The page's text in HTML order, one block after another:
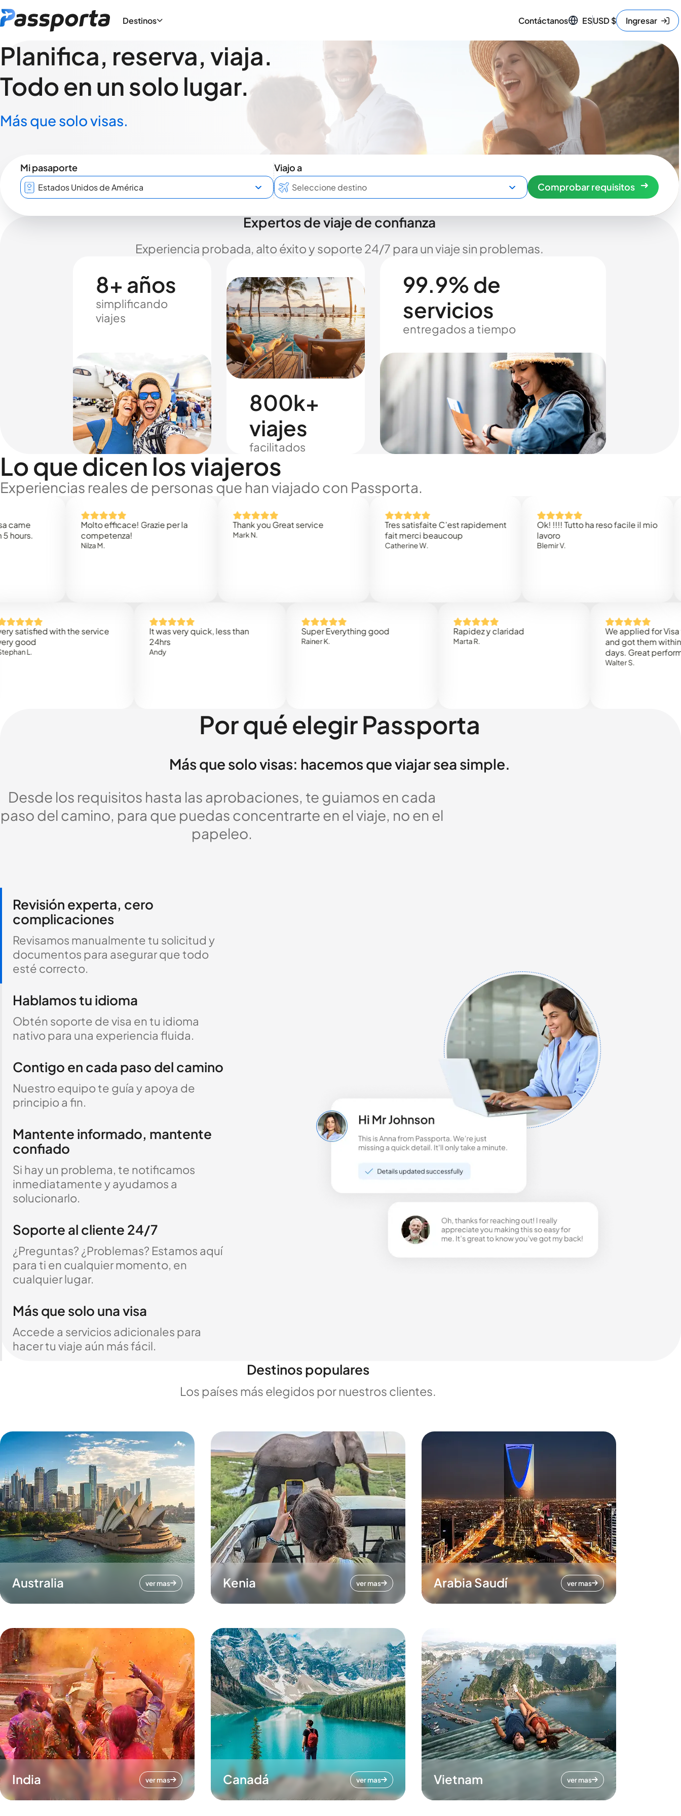
Destinos Contáctanos ESUSD$ Ingresar
Planifica, reserva, viaja.
Todo en un solo lugar.
Más que solo visas.
Mi pasaporte
Viajo a
Comprobar requisitos
Expertos de viaje de confianza
Experiencia probada, alto éxito y soporte 24/7 para un viaje sin problemas.
8+ años
simplificando
viajes
800k+
viajes
facilitados
99.9% de
servicios
entregados a tiempo
Lo que dicen los viajeros
Experiencias reales de personas que han viajado con Passporta.
Molto efficace! Grazie per la
competenza!
Thank you Great service
Tres satisfaite C’est rapidement
fait merci beaucoup
Catherine W.
Ok! !!!! Tutto ha reso facile il mio
with the service
It was very quick, less than
Super Everything good Rapidez y claridad
We applied for Visa to
and got them within 3
days. Great performance!
Walter S.
Por qué elegir Passporta
Más que solo visas: hacemos que viajar sea simple.
Desde los requisitos hasta las aprobaciones, te guiamos en cada
paso del camino, para que puedas concentrarte en el viaje, no en el
papeleo.
Revisión experta, cero
complicaciones
Revisamos manualmente tu solicitud y
documentos para asegurar que todo
esté correcto.
Hablamos tu idioma
Obtén soporte de visa en tu idioma
nativo para una experiencia fluida.
Contigo en cada paso del camino
Nuestro equipo te guía y apoya de
principio a fin.
Mantente informado, mantente
confiado
Si hay un problema, te notificamos
inmediatamente y ayudamos a
solucionarlo.
Soporte al cliente 24/7
¿Preguntas? ¿Problemas? Estamos aquí
para ti en cualquier momento, en
cualquier lugar.
Más que solo una visa
Accede a servicios adicionales para
hacer tu viaje aún más fácil.
Destinos populares
Los países más elegidos por nuestros clientes.
Australia ver mas Kenia ver mas Arabia Saudí ver mas
India ver mas Canadá ver mas Vietnam ver mas